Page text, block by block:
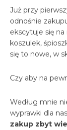
Już przy
odnośnie
ekscytuje się
koszulek,
się to nowe, w
Czy aby na
Według mnie
wyprawki dla
zakup zbyt